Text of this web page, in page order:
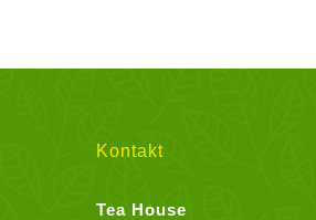
Kontakt
Tea House